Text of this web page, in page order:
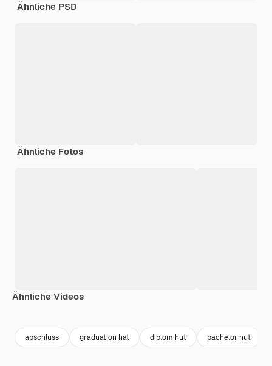
Ähnliche PSD
Ähnliche Fotos
Ähnliche Videos
abschluss graduation hat diplom hut bachelor hut